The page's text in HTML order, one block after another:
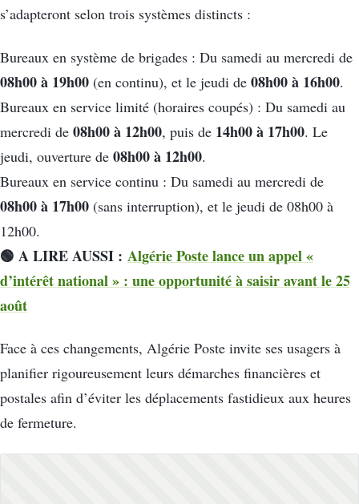
s’adapteront selon trois systèmes distincts :
Bureaux en système de brigades : Du samedi au mercredi de
08h00 à 19h00 (en continu), et le jeudi de 08h00 à 16h00.
Bureaux en service limité (horaires coupés) : Du samedi au
mercredi de 08h00 à 12h00, puis de 14h00 à 17h00. Le
jeudi, ouverture de 08h00 à 12h00.
Bureaux en service continu : Du samedi au mercredi de
08h00 à 17h00 (sans interruption), et le jeudi de 08h00 à
12h00.
🟢 A LIRE AUSSI : Algérie Poste lance un appel «
d’intérêt national » : une opportunité à saisir avant le 25
août
Face à ces changements, Algérie Poste invite ses usagers à
planifier rigoureusement leurs démarches financières et
postales afin d’éviter les déplacements fastidieux aux heures
de fermeture.